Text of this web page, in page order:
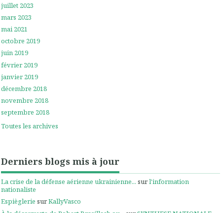
juillet 2023
mars 2023
mai 2021
octobre 2019
juin 2019
février 2019
janvier 2019
décembre 2018
novembre 2018
septembre 2018
Toutes les archives
Derniers blogs mis à jour
La crise de la défense aérienne ukrainienne... surl'information
nationaliste
Espièglerie surKallyVasco